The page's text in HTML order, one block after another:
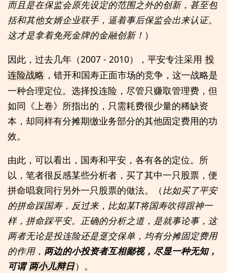
而且是在保监会原先设定的范围之外的创新，甚至包
括和其他女婿企业联手，逼着事后保监会出来认证。
这才是拿着免死金牌的金融创新！ ）
因此，过去几年（2007 - 2010），平安专注采用 投
连险战略 ，错开和国寿正面市场的竞争，这一战略是
一种合理定位。选择投连险，尽管只赚取管理费，但
如同《上卷》所指出的，只需耗费很少量的稀缺资
本，却同样有分摊期缴业务部分的其他固定费用的功
效。
由此，可以看出，国寿和平安，各有各的定位。所
以，笔者很反感某些分析者，买了其中一只股票，便
拼命唱衰同行另外一只股票的做法。（比如买了平安
的拼命踩国寿，反过来，比如某T将国寿吹得跟神一
样，拼命踩平安。正确的分析之道，是就事论事，这
两者无论是投连险还是趸交保单，均有分摊固定费用
的作用， 两边的小投资者互相鄙视，尽显一种无知，
可谓 两小儿辩日 ）。